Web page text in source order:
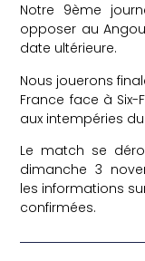
Notre 9ème
opposer au
date ultérieure.
Nous jouerons
France face à
aux intempéries
Le match se
dimanche 3
les informations
confirmées.